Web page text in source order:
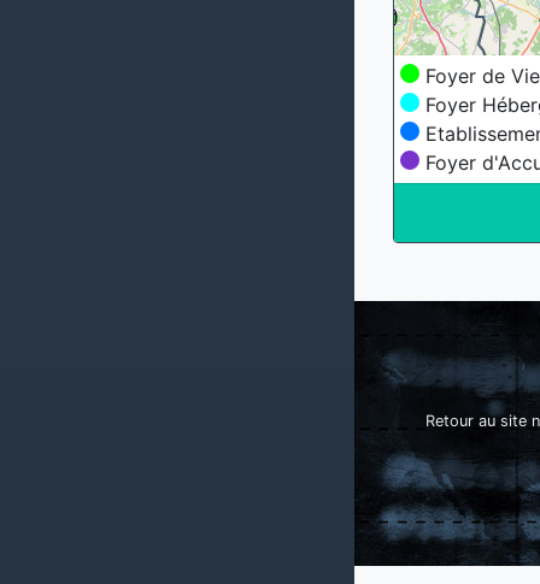
Foyer de
Foyer
Foyer
Retour au site